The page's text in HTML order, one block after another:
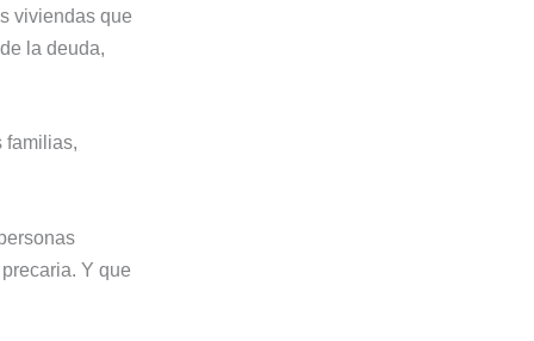
viviendas que
la deuda,
familias,
Y que